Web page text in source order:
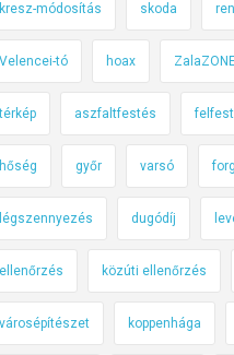
kresz-módosítás skoda
Velencei-tó hoax
térkép aszfaltfestés
hőség győr varsó
légszennyezés dugódíj
ellenőrzés közúti ellenőrzés
városépítészet koppenhága